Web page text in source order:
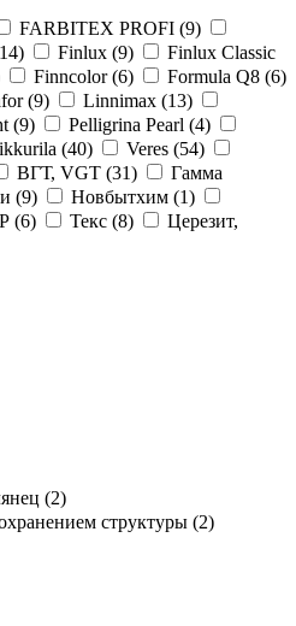
FARBITEX PROFI (9)
14) Finlux (9)
Finlux Classic
Finncolor(6) Formula Q8 (6)
(9) Linnimax (13)
(9) Pelligrina Pearl (4)
(40) Veres (54)
ВГТ, VGT (31)
Гамма
(9) Новбытхим (1)
(6) Текс (8)
Церезит,
(2)
структуры (2)